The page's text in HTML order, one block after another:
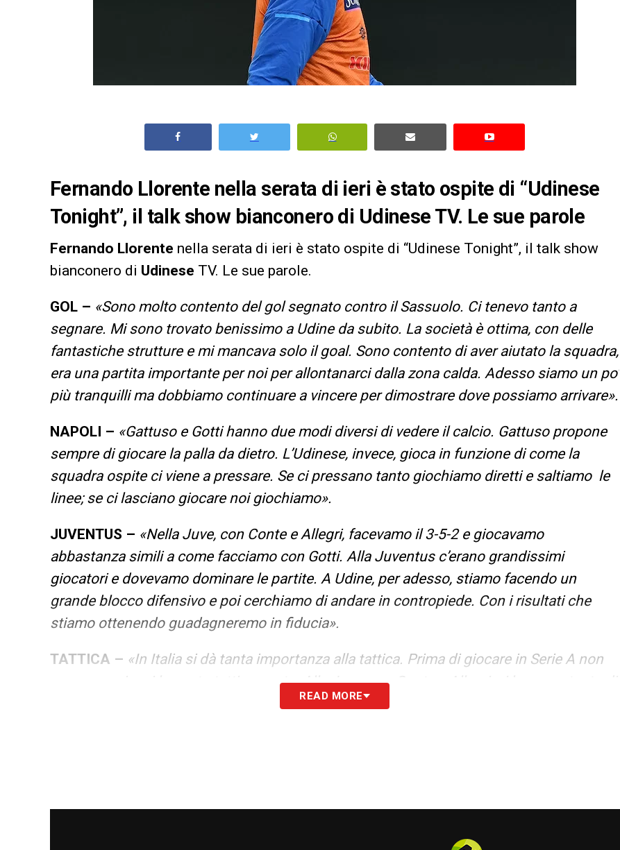
Fernando Llorente nella serata di ieri è stato ospite di “Udinese
Tonight”, il talk show bianconero di Udinese TV. Le sue parole
Fernando Llorente nella serata di ieri è stato ospite di “Udinese Tonight”, il talk show
bianconero di Udinese TV. Le sue parole.
GOL – «Sono molto contento del gol segnato contro il Sassuolo. Ci tenevo tanto a
segnare. Mi sono trovato benissimo a Udine da subito. La società è ottima, con delle
fantastiche strutture e mi mancava solo il goal. Sono contento di aver aiutato la squadra,
era una partita importante per noi per allontanarci dalla zona calda. Adesso siamo un po’
più tranquilli ma dobbiamo continuare a vincere per dimostrare dove possiamo arrivare».
NAPOLI – «Gattuso e Gotti hanno due modi diversi di vedere il calcio. Gattuso propone
sempre di giocare la palla da dietro. L’Udinese, invece, gioca in funzione di come la
squadra ospite ci viene a pressare. Se ci pressano tanto giochiamo diretti e saltiamo le
linee; se ci lasciano giocare noi giochiamo».
JUVENTUS – «Nella Juve, con Conte e Allegri, facevamo il 3-5-2 e giocavamo
abbastanza simili a come facciamo con Gotti. Alla Juventus c’erano grandissimi
giocatori e dovevamo dominare le partite. A Udine, per adesso, stiamo facendo un
grande blocco difensivo e poi cerchiamo di andare in contropiede. Con i risultati che
stiamo ottenendo guadagneremo in fiducia».
TATTICA – «In Italia si dà tanta importanza alla tattica. Prima di giocare in Serie A non
avevo quasi mai lavorato tatticamente. Alla Juve, con Conte e Allegri, si lavorava tanto di
tattica. In Italia le squadre basano quasi tutto sulla tattica».
READ MORE